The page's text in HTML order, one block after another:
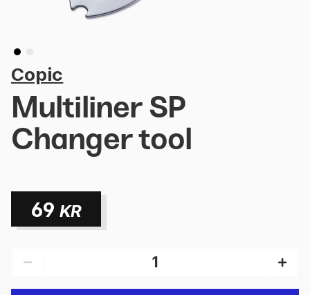
Copic
Multiliner SP
Changer tool
69 KR